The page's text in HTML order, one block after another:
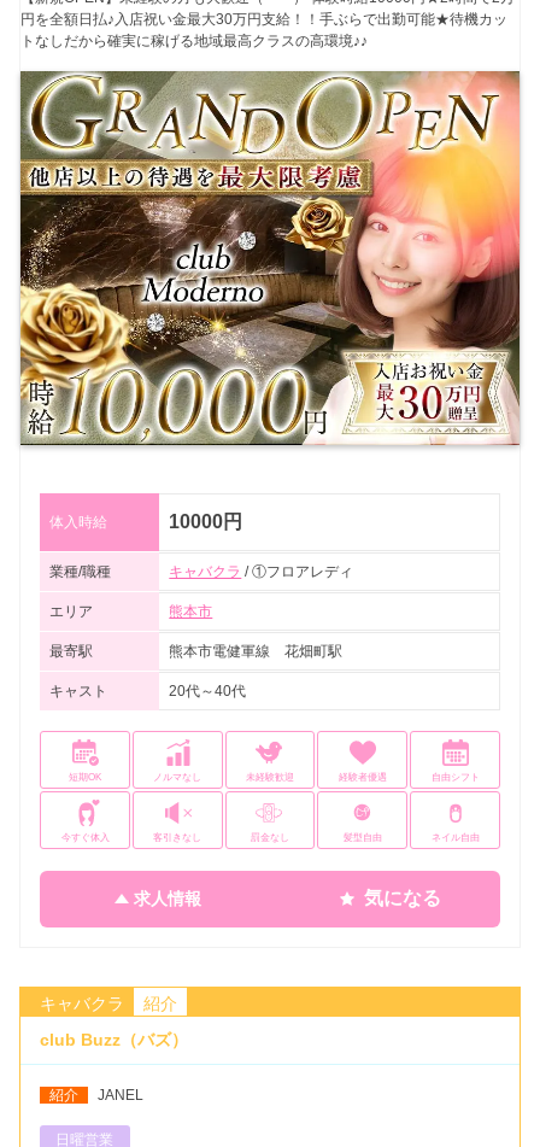
円を全額日払♪入店祝い金最大30万円支給！！手ぶらで出勤可能★待機カッ
トなしだから確実に稼げる地域最高クラスの高環境♪♪
体入時給 10000円
業種/職種 キャバクラ / ①フロアレディ
エリア 熊本市
最寄駅 熊本市電健軍線 花畑町駅
キャスト 20代～40代
短期OK ノルマなし 未経験歓迎 経験者優遇 自由シフト
今すぐ体入 客引きなし 罰金なし 髪型自由 ネイル自由
求人情報 気になる
キャバクラ
紹介
club Buzz（バズ）
紹介 JANEL
日曜営業